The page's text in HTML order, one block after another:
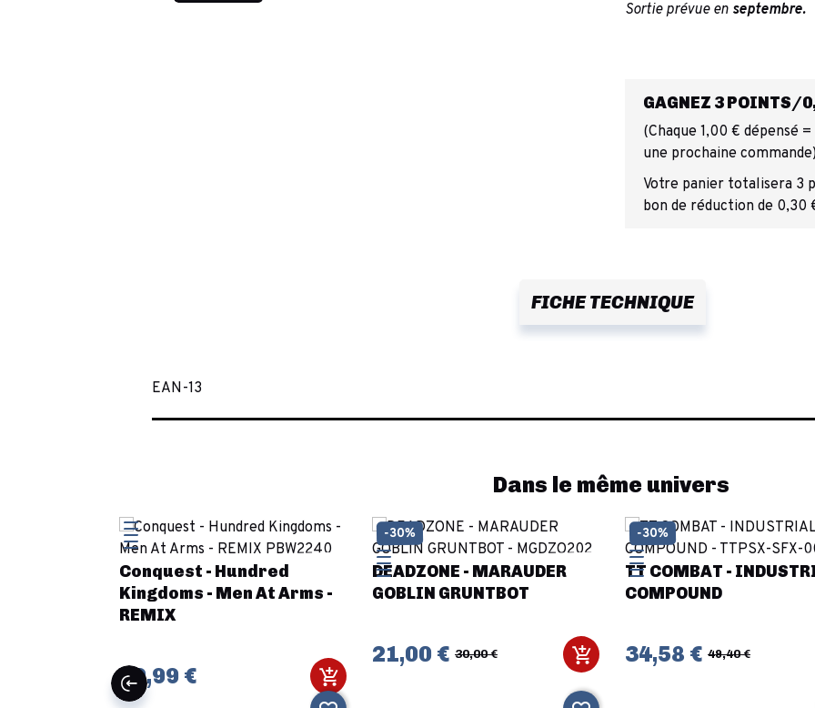
Sortie prévue en septembre.
GAGNEZ 3 POINTS/
(Chaque 1,00 € dépensé
une prochaine commande)
Votre panier totalisera 3
bon de réduction de 0,30
FICHE TECHNIQUE
EAN-13
Dans le même univers
Conquest - Hundred
Kingdoms - Men At Arms -
REMIX
39,99 €
DEADZONE - MARAUDER
GOBLIN GRUNTBOT
21,00 € 30,00 €
-30%
TT COMBAT -
COMPOUND
34,58 € 49,40 €
-30%